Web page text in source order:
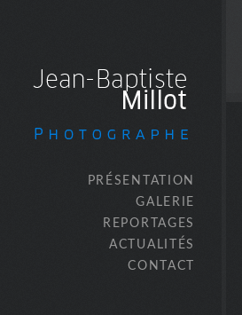
PRÉSENTATION
GALERIE
REPORTAGES
ACTUALITÉS
CONTACT